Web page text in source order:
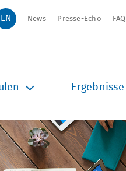
Ergebnisse
News Presse-Echo FAQ